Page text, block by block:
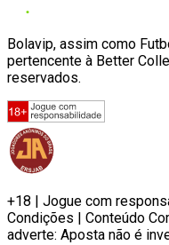
Bolavip, assim como
pertencente à Better
reservados.
+18 | Jogue com
Condições | Conteúdo
adverte: Aposta não é